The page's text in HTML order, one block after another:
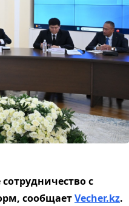
с
сообщаетVecher.kz.